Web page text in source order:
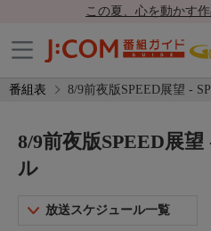
この夏、心を動かす
番組表 8/9前夜版SPEED展望 -
8/9前夜版SPEED展
ル
放送スケジュール一覧